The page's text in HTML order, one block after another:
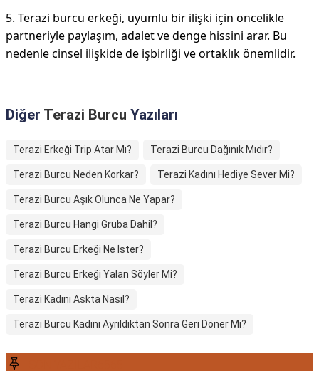
5. Terazi burcu erkeği, uyumlu bir ilişki için öncelikle
partneriyle paylaşım, adalet ve denge hissini arar. Bu
nedenle cinsel ilişkide de işbirliği ve ortaklık önemlidir.
Diğer Terazi Burcu Yazıları
Terazi Erkeği Trip Atar Mı? Terazi Burcu Dağınık Mıdır?
Terazi Burcu Neden Korkar? Terazi Kadını Hediye Sever Mi?
Terazi Burcu Aşık Olunca Ne Yapar?
Terazi Burcu Hangi Gruba Dahil?
Terazi Burcu Erkeği Ne İster?
Terazi Burcu Erkeği Yalan Söyler Mi?
Terazi Kadını Askta Nasıl?
Terazi Burcu Kadını Ayrıldıktan Sonra Geri Döner Mi?